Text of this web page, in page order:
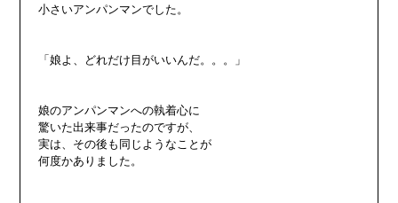
小さいアンパンマンでした。
「娘よ、どれだけ目がいいんだ。。。」
娘のアンパンマンへの執着心に
驚いた出来事だったのですが、
実は、その後も同じようなことが
何度かありました。